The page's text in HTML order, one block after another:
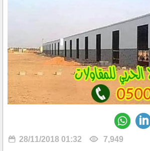
28/11/2018 01:32 7,949